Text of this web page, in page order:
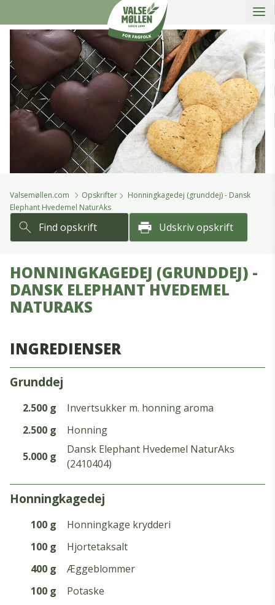
Valsemøllen.com Opskrifter
Honningkagedej (grunddej) - Dansk
Elephant Hvedemel NaturAks
Find opskrift Udskriv opskrift
HONNINGKAGEDEJ (GRUNDDEJ) -
DANSK ELEPHANT HVEDEMEL
NATURAKS
INGREDIENSER
grunddej
2.500 g
Invertsukker m. honning aroma
2.500 g
Honning
5.000 g
Dansk Elephant Hvedemel NaturAks
(2410404)
honningkagedej
100 g
Honningkage krydderi
100 g
Hjortetaksalt
400 g
Æggeblommer
100 g
Potaske